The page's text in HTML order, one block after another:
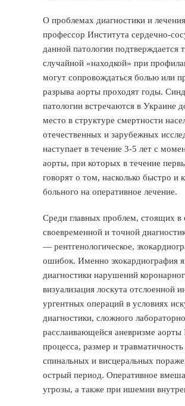
О проблемах диагностики и
профессор Института сердечно-
данной патологии
случайной «находкой» при
могут сопровождаться болью или
разрыва аорты проходят годы.
патологии встречаются в Украине
место в структуре смертности
отечественных и зарубежных
наступает в течение 3-5 лет с
аорты, при которых в течение
говорят о том, насколько быстро и
больного на оперативное лечение.
Среди главных проблем, стоящих в
своевременной и точной
— рентгенологическое,
ошибок. Именно эхокардиография
диагностики нарушений
визуализация лоскута отслоенной
ургентных операций в условиях
диагностики, сложного
расслаивающейся аневризме
процесса, размер и
спинальных и висцеральных
острый период. Оперативное
угрозы, а также при ишемии